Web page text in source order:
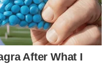
After What I